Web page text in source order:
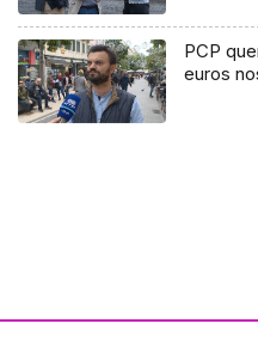
PCP
euros